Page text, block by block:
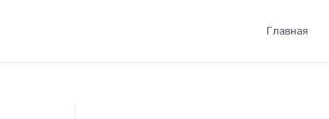
Главная